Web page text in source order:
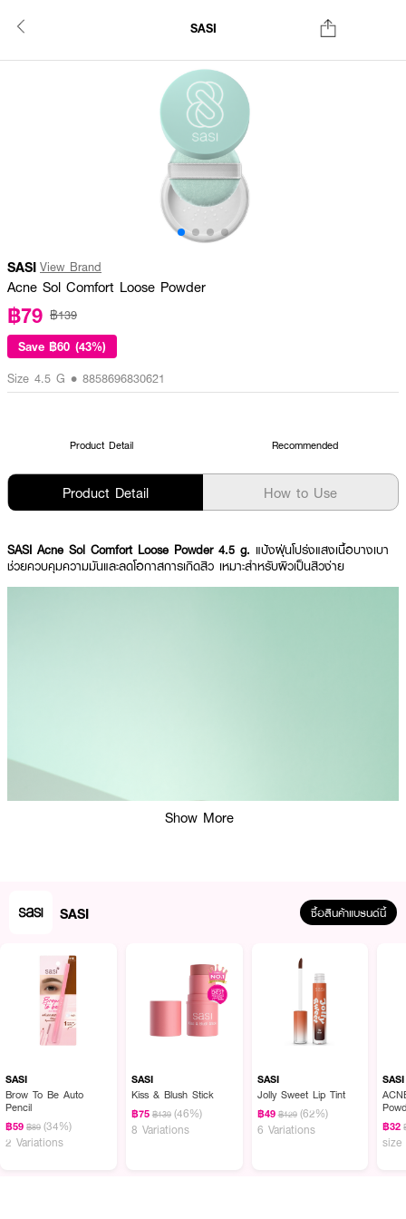
SASI
SASI View Brand
Acne Sol Comfort Loose Powder
฿79 ฿139
Save ฿60 (43%)
Size 4.5 G • 8858696830621
Product Detail Recommended
Product Detail How to Use
SASI Acne Sol Comfort Loose Powder 4.5 g. แป้งฝุ่นโปร่งแสงเนื้อบางเบา
ช่วยควบคุมความมันและลดโอกาสการเกิดสิว เหมาะสำหรับผิวเป็นสิวง่าย
Show More
SASI ซื้อสินค้าแบรนด์นี้
SASI
Brow To Be Auto
Pencil
฿59 ฿89 (34%)
2 Variations
SASI
Kiss & Blush Stick
฿75 ฿139 (46%)
8 Variations
SASI
Jolly Sweet Lip Tint
฿49 ฿129 (62%)
6 Variations
SASI
฿32
size